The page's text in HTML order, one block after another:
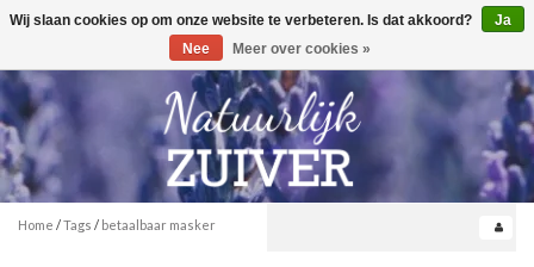
Toggle
0
Home /Tags / betaalbaar masker
Wij slaan cookies op om onze website te verbeteren. Is dat akkoord?
Ja
Nee
Meer over cookies »